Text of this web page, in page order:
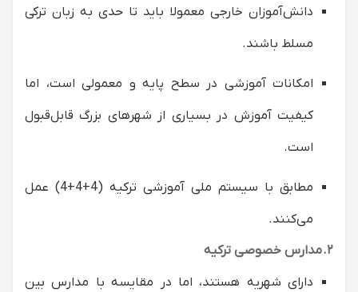
دانش‌آموزان خارجی معمولا باید تا حدی به زبان ترکی
مسلط باشند.
امکانات آموزشی در سطح پایه و معمولی است، اما
کیفیت آموزش در بسیاری از شهرهای بزرگ قابل‌قبول
است.
مطابق با سیستم ملی آموزشی ترکیه (4+4+4) عمل
می‌کنند.
۲. مدارس خصوصی ترکیه
دارای شهریه هستند، اما در مقایسه با مدارس بین